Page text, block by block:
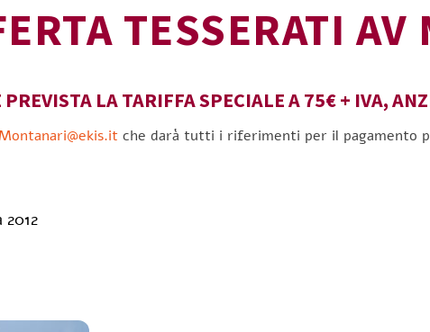
TESSERATI AV
PREVISTA LA TARIFFA SPECIALE A 75€ + IVA,
che darà tutti i riferimenti per il pagamento